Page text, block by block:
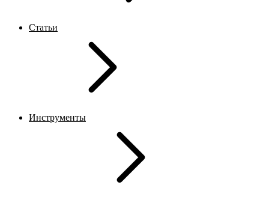
Статьи
Инструменты